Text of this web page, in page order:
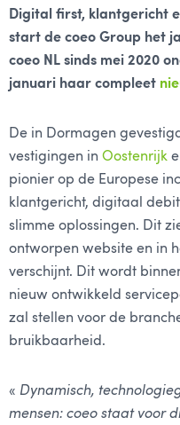
Digital first, klantgericht
start de coeo Group het
coeo NL sinds mei 2020
januari haar compleet
De in Dormagen
vestigingen in Oostenrijk
pionier op de Europese
klantgericht, digitaal
slimme oplossingen. Dit
ontworpen website en in
verschijnt. Dit wordt
nieuw ontwikkeld
zal stellen voor de
bruikbaarheid.
« Dynamisch,
mensen: coeo staat voor